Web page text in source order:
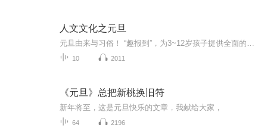
人文文化之元旦
10 2011
《元旦》总把新桃换旧符
新年将至，这是元旦快乐的文章，我献给大家，
64 2196